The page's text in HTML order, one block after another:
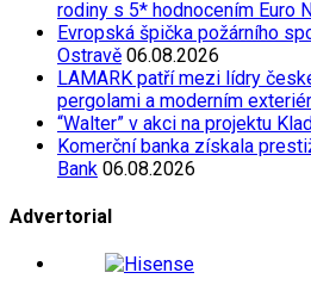
rodiny s 5* hodnocením Euro
Evropská špička požárního
Ostravě 06.08.2026
LAMARK patří mezi lídry
pergolami a moderním
“Walter” v akci na projektu
Komerční banka získala
Bank 06.08.2026
Advertorial